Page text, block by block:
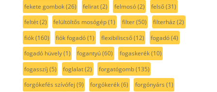
fekete gombok(26) felirat(2) felmosó(2) felső(31)
feltét(2) felültöltős mosógép(1) filter(50) filterház (2)
fiók(160) fiók fogadó(1) flexibiliscső(12) fogadó(4)
fogadó hüvely(1) fogantyú(60) fogaskerék(10)
fogasszíj (5) foglalat(2) forgatógomb(135)
forgókefés szívófej (9) forgókerék(6) forgónyárs (1)